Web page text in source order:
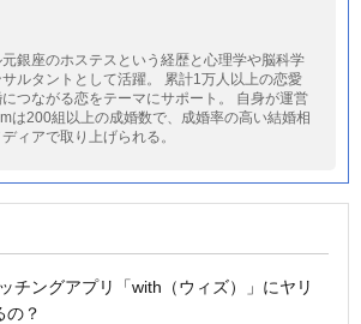
銀座のホステスという経歴と心理学や脳科学
ルタントとして活躍。 累計1万人以上の恋愛
つながる恋をテーマにサポート。 自身が運営
は200組以上の成婚数で、成婚率の高い結婚相
ィアで取り上げられる。
チングアプリ「with（ウィズ）」にヤリ
の？